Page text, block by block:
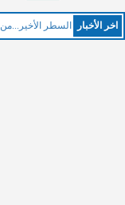
اخر اﻷخبار ال